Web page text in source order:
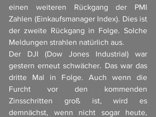
einen weiteren Rückgang der PMI
Zahlen (Einkaufsmanager Index). Dies ist
der zweite Rückgang in Folge. Solche
Meldungen strahlen natürlich aus.
Der DJI (Dow Jones Industrial) war
gestern erneut schwächer. Das war das
dritte Mal in Folge. Auch wenn die
Furcht vor den kommenden
Zinsschritten groß ist, wird es
demnächst, wenn nicht sogar heute,